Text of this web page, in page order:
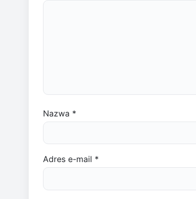
Nazwa *
Adres e-mail *